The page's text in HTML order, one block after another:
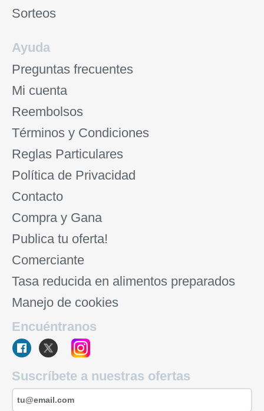
Sorteos
Ayuda
Preguntas frecuentes
Mi cuenta
Reembolsos
Términos y Condiciones
Reglas Particulares
Política de Privacidad
Contacto
Compra y Gana
Publica tu oferta!
Comerciante
Tasa reducida en alimentos preparados
Manejo de cookies
Encuéntranos
Suscríbete a nuestras ofertas